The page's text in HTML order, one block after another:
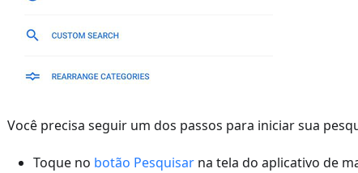
Você precisa seguir um dos passos para iniciar sua
Toque no botão Pesquisar na tela do aplicativo de